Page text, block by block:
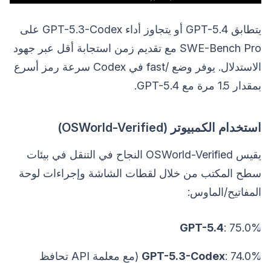
يتطابق GPT-5.4 أو يتجاوز أداء GPT-5.3-Codex على
SWE-Bench Pro مع تقديم زمن استجابة أقل عبر جهود
الاستدلال. يوفر وضع /fast في Codex سرعة رمز أسرع
بمقدار 1.5 مرة مع GPT-5.4.
استخدام الكمبيوتر (OSWorld-Verified)
يقيس OSWorld-Verified النجاح في التنقل في بيئات
سطح المكتب من خلال لقطات الشاشة وإجراءات لوحة
المفاتيح/الماوس:
GPT-5.4: 75.0%
GPT-5.3-Codex
: 74.0% (مع معلمة API تحافظ